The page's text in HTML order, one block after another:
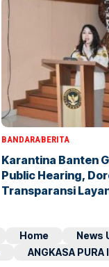
BANDARABERITA
Karantina Banten
Public Hearing,
Transparansi
Home News
ANGKASA PURA